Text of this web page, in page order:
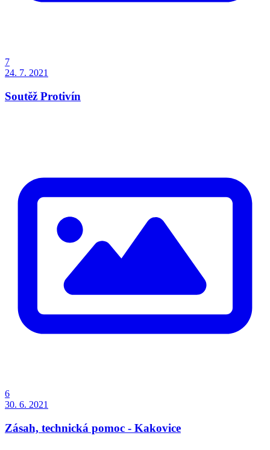
7
24. 7. 2021
Soutěž Protivín
6
30. 6. 2021
Zásah, technická pomoc - Kakovice